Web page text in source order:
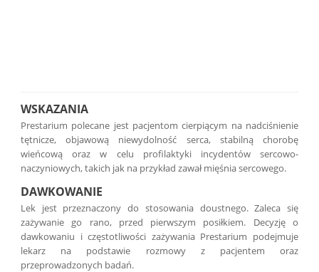
WSKAZANIA
Prestarium polecane jest pacjentom cierpiącym na nadciśnienie
tętnicze, objawową niewydolność serca, stabilną chorobę
wieńcową oraz w celu profilaktyki incydentów sercowo-
naczyniowych, takich jak na przykład zawał mięśnia sercowego.
DAWKOWANIE
Lek jest przeznaczony do stosowania doustnego. Zaleca się
zażywanie go rano, przed pierwszym posiłkiem. Decyzję o
dawkowaniu i częstotliwości zażywania Prestarium podejmuje
lekarz na podstawie rozmowy z pacjentem oraz
przeprowadzonych badań.